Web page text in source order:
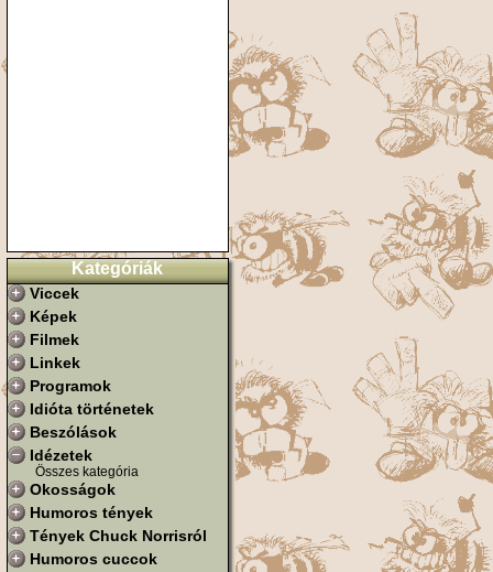
Kategóriák
Viccek
Képek
Filmek
Linkek
Programok
Idióta történetek
Beszólások
Idézetek
Összes kategória
Okosságok
Humoros tények
Tények Chuck Norrisról
Humoros cuccok